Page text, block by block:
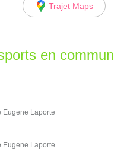
Trajet Maps
en commun
Eugene Laporte
Eugene Laporte